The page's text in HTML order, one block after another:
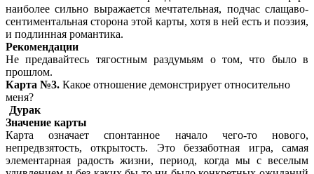
наиболее сильно выражается мечтательная, подчас слащаво-
сентиментальная сторона этой карты, хотя в ней есть и поэзия,
и подлинная романтика.
Рекомендации
Не предавайтесь тягостным раздумьям о том, что было в
прошлом.
Карта №3. Какое отношение демонстрирует относительно
меня?
Дурак
Значение карты
Карта означает спонтанное начало чего-то нового,
непредвзятость, открытость. Это беззаботная игра, самая
элементарная радость жизни, период, когда мы с веселым